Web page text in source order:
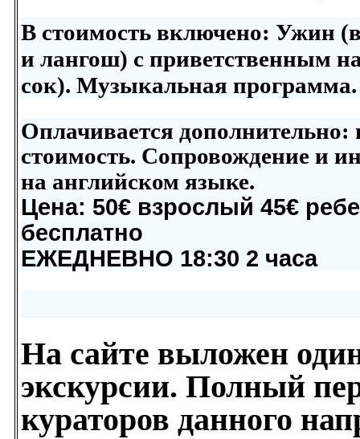
В стоимость включено: Ужин
и лангош) с приветственным
сок). Музыкальная программа.
Оплачивается дополнительно:
стоимость. Сопровождение и
на английском языке.
Цена: 50€ взрослый 45€
бесплатно
ЕЖЕДНЕВНО 18:30 2 часа
На сайте выложен
экскурсии. Полный
кураторов данного